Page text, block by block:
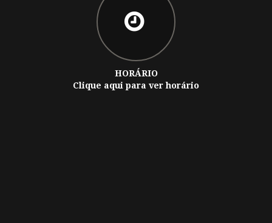
HORÁRIO
Clique aqui para ver horário